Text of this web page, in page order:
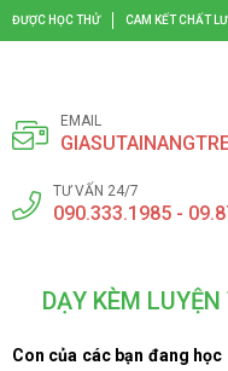
ĐƯỢC HỌC THỬ CAM KẾT CHẤT
EMAIL
TƯ VẤN 24/7
090.333.1985 -
DẠY KÈM
Con của các bạn đang